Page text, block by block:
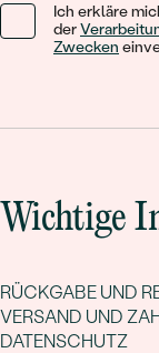
Ich erkläre
der
Zwecken
Wichtige
RÜCKGABE UND
VERSAND UND
DATENSCHUTZ